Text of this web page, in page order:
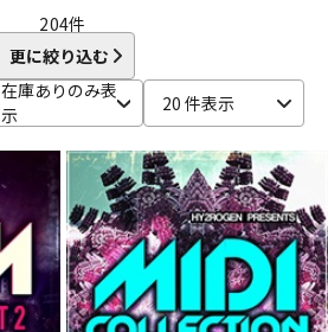
ウクレレ
パーカッション
電子ピアノ
204件
更に絞り込む
在庫ありのみ表
示
20 件表示